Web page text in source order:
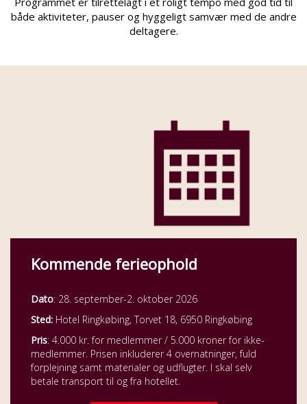
både aktiviteter, pauser og hyggeligt samvær med de andre
deltagere.
Kommende ferieophold
Dato: 28. september-2. oktober 2026
Sted: Hotel Ringkøbing, Torvet 18, 6950 Ringkøbing
Pris: 4.000 kr. for medlemmer / 5.000 kroner for ikke-
medlemmer. Prisen inkluderer 4 overnatninger, fuld
forplejning samt materialer og udflugter. I skal selv
betale transport til og fra hotellet.